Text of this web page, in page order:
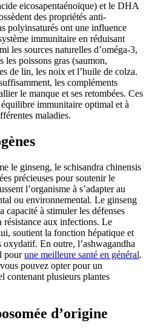
eicosapentaénoïque) et le DHA
des propriétés anti-
polyinsaturés ont une influence
immunitaire en réduisant
les sources naturelles d’oméga-3,
les poissons gras (saumon,
de lin, les noix et l’huile de colza.
les compléments
le manque et ses retombées. Ces
immunitaire optimal et à
maladies.
le ginseng, le schisandra chinensis
précieuses pour soutenir le
l’organisme à s’adapter au
ou environnemental. Le ginseng
capacité à stimuler les défenses
résistance aux infections. Le
soutient la fonction hépatique et
oxydatif. En outre, l’ashwagandha
pourune meilleure santé en général.
pouvez opter pour un
contenant plusieurs plantes
d’origine